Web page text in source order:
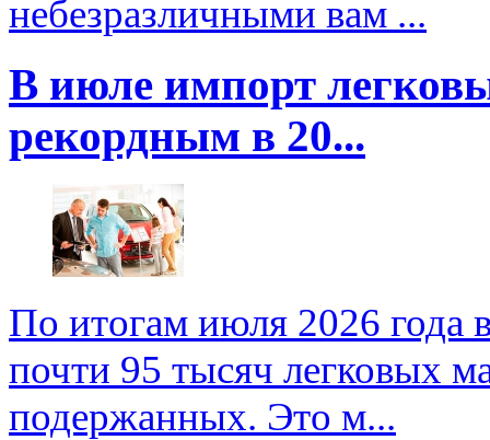
небезразличными вам ...
В июле импорт
рекордным в 20...
По итогам июля 2026 года
почти 95 тысяч легковых
подержанных. Это м...